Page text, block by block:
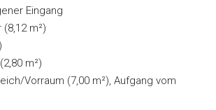
Eingang
m²)
m²)
Vorraum (7,00 m²), Aufgang vom